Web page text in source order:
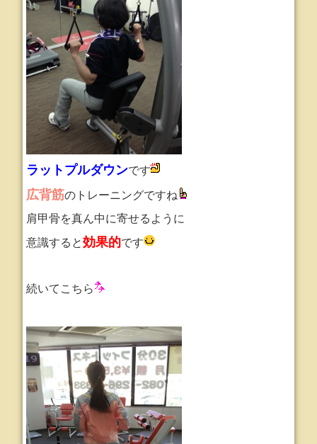
ラットプルダウンです
広背筋のトレーニングですね
肩甲骨を真ん中に寄せるように
意識すると効果的です
続いてこちら